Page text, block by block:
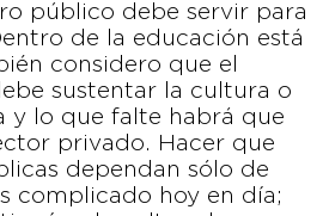
público debe servir para
de la educación está
considero que el
sustentar la cultura o
y lo que falte habrá que
privado. Hacer que
dependan sólo de
complicado hoy en día;